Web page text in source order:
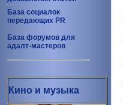
База социалок
передающих PR
База форумов для
адалт-мастеров
Кино и музыка